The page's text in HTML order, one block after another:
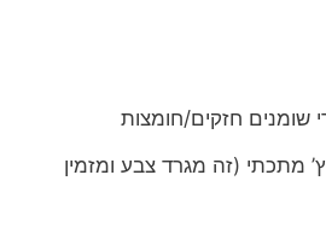
חזקים/חומצות
מתכתי (זה מגרד צבע ומזמין